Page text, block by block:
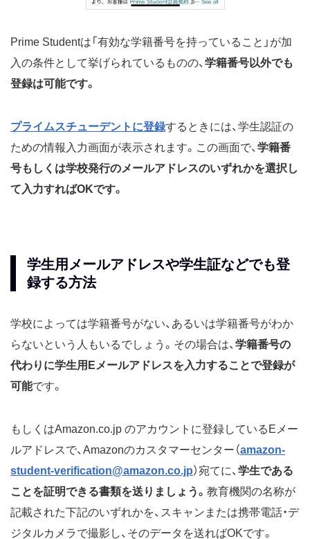
Prime Studentは「有効な学籍番号を持っていること」が加
入の条件として挙げられているものの、 学籍番号以外でも
登録は可能です。
プライムスチューデントに登録するときには、学生認証の
ための情報入力画面が表示されます。この画面で、 学籍番
号もしくは学校発行のメールアドレスのいずれかを選択し
て入力すればOKです。
学生用メールアドレスや学生証などでも登
録する方法
学校によっては学籍番号がない、あるいは学籍番号がわか
らないという人もいるでしょう。その場合は、 学籍番号の
代わりに学生用Eメールアドレスを入力することで登録が
可能です。
もしくはAmazon.co.jp のアカウントに登録しているEメー
ルアドレスで、Amazonのカスタマーセンター（amazon-
student-verification@amazon.co.jp）宛てに、 学生である
ことを証明できる書類を送りましょう。 教育機関の名称が
記載された下記のいずれかを、スキャンまたは携帯電話・デ
ジタルカメラで撮影し、そのデータを送ればOKです。